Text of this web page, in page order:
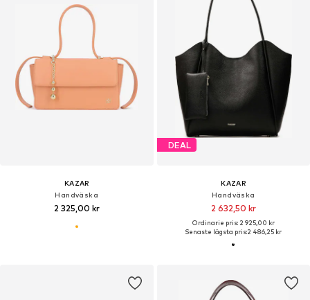
KAZAR
Handväska
2 325,00 kr
DEAL
KAZAR
Handväska
2 632,50 kr
Ordinarie pris: 2 925,00 kr
Senaste lägsta pris:2 486,25 kr